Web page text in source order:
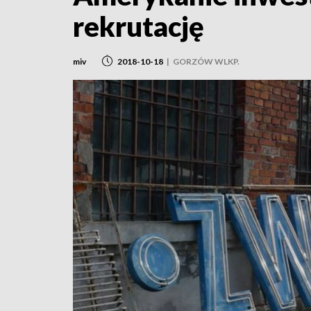
rekrutację
miv 2018-10-18 | GORZÓW WLKP.